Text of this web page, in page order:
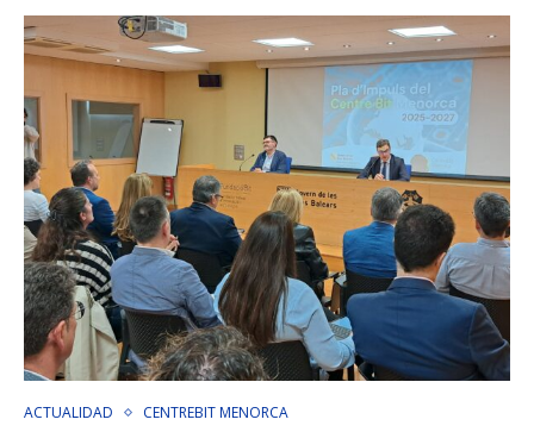
ACTUALIDAD CENTREBIT MENORCA